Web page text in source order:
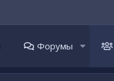
Форумы